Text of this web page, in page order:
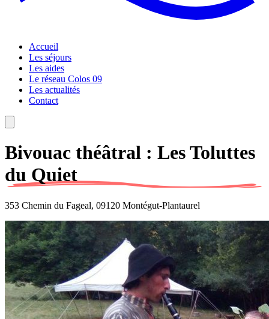
Accueil
Les séjours
Les aides
Le réseau Colos 09
Les actualités
Contact
Bivouac théâtral : Les Toluttes
du Quiet
353 Chemin du Fageal, 09120 Montégut-Plantaurel